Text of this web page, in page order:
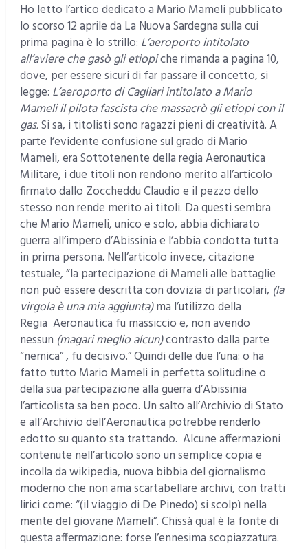
Ho letto l’artico dedicato a Mario Mameli pubblicato
lo scorso 12 aprile da La Nuova Sardegna sulla cui
prima pagina è lo strillo: L’aeroporto intitolato
all’aviere che gasò gli etiopiche rimanda a pagina 10,
dove, per essere sicuri di far passare il concetto, si
legge: L’aeroporto di Cagliari intitolato a Mario
Mameli il pilota fascista che massacrò gli etiopi con il
gas.Si sa, i titolisti sono ragazzi pieni di creatività. A
parte l’evidente confusione sul grado di Mario
Mameli, era Sottotenente della regia Aeronautica
Militare, i due titoli non rendono merito all’articolo
firmato dallo Zoccheddu Claudio e il pezzo dello
stesso non rende merito ai titoli. Da questi sembra
che Mario Mameli, unico e solo, abbia dichiarato
guerra all’impero d’Abissinia e l’abbia condotta tutta
in prima persona. Nell’articolo invece, citazione
testuale, “la partecipazione di Mameli alle battaglie
non può essere descritta con dovizia di particolari, (la
virgola è una mia aggiunta)ma l’utilizzo della
Regia Aeronautica fu massiccio e, non avendo
nessun (magari meglio alcun)contrasto dalla parte
“nemica” , fu decisivo.” Quindi delle due l’una: o ha
fatto tutto Mario Mameli in perfetta solitudine o
della sua partecipazione alla guerra d’Abissinia
l’articolista sa ben poco. Un salto all’Archivio di Stato
e all’Archivio dell’Aeronautica potrebbe renderlo
edotto su quanto sta trattando. Alcune affermazioni
contenute nell’articolo sono un semplice copia e
incolla da wikipedia, nuova bibbia del giornalismo
moderno che non ama scartabellare archivi, con tratti
lirici come: “(il viaggio di De Pinedo) si scolpì nella
mente del giovane Mameli”. Chissà qual è la fonte di
questa affermazione: forse l’ennesima scopiazzatura.